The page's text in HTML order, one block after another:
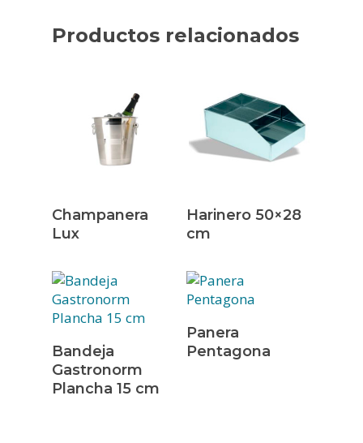
Productos relacionados
Leer Más
Champanera
Lux
Leer Más
Harinero 50×28
cm
Leer Más
Bandeja
Gastronorm
Plancha 15 cm
Panera
Pentagona
EMPRESA